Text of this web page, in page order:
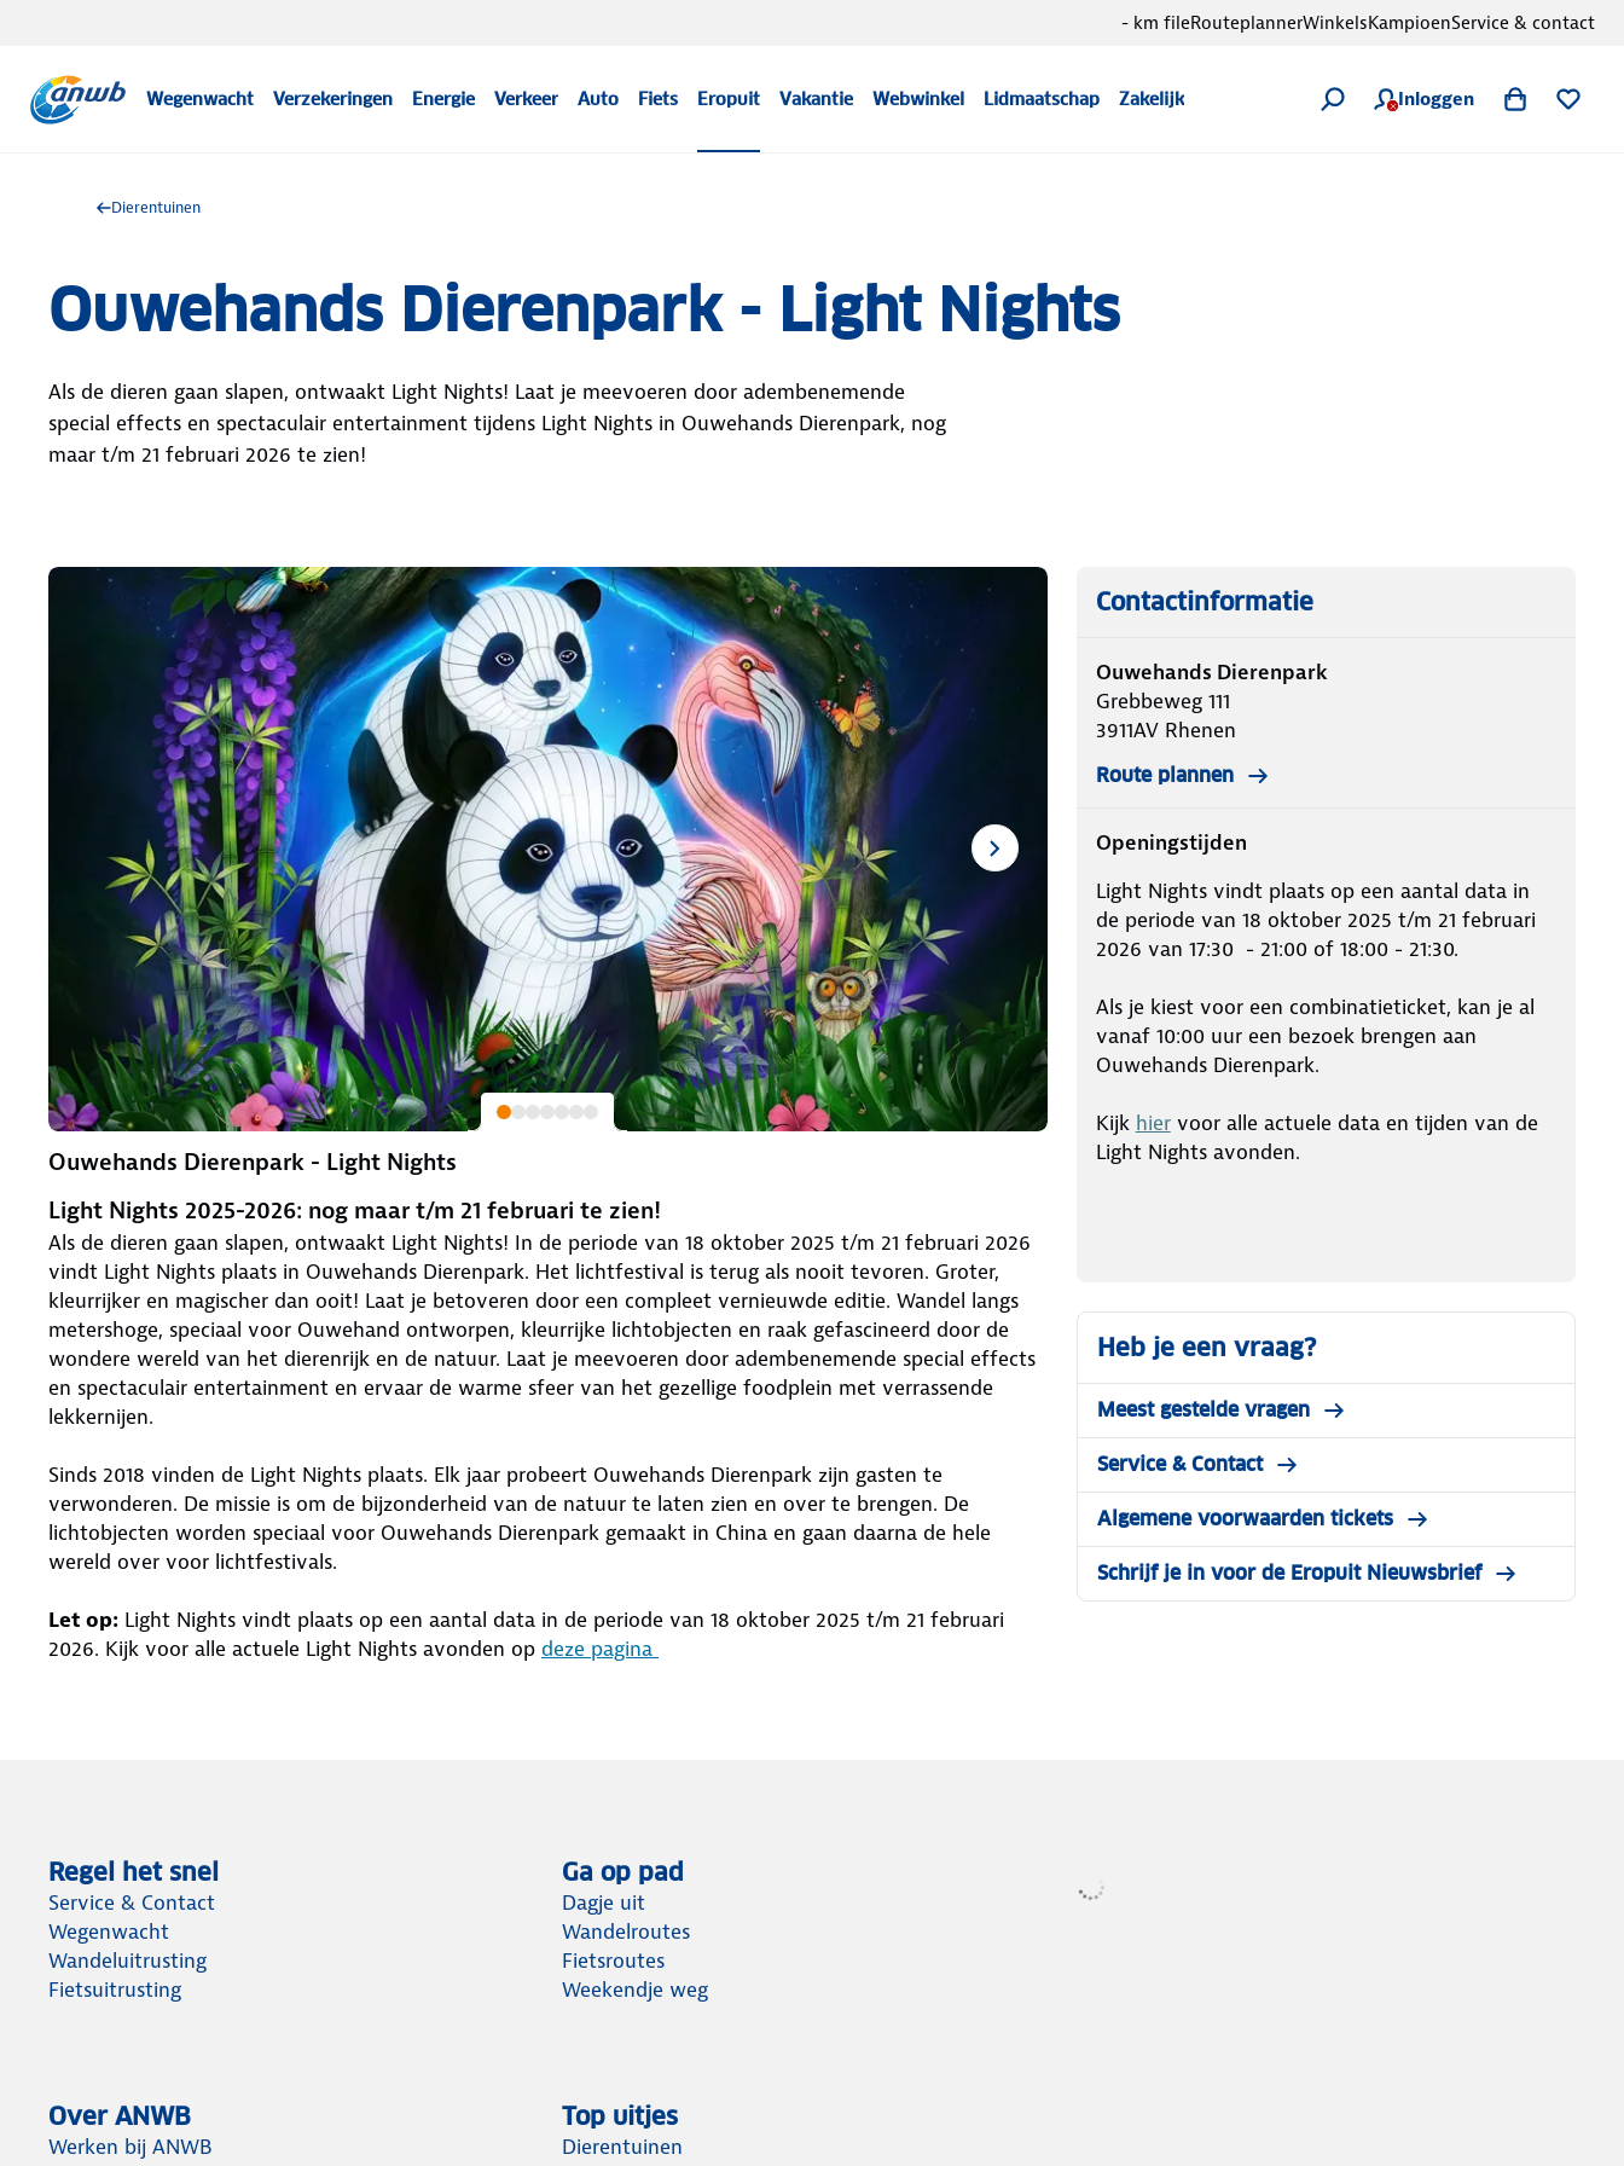
Wegenwacht Verzekeringen Energie Verkeer Auto Fiets Eropuit Vakantie Webwinkel Lidmaatschap Zakelijk Inloggen
- km fileRouteplannerWinkelsKampioenService & contact
Dierentuinen
Ouwehands Dierenpark - Light Nights
Als de dieren gaan slapen, ontwaakt Light Nights! Laat je meevoeren door adembenemende
special effects en spectaculair entertainment tijdens Light Nights in Ouwehands Dierenpark, nog
maar t/m 21 februari 2026 te zien!
Ouwehands Dierenpark - Light Nights
Light Nights 2025-2026: nog maar t/m 21 februari te zien!
Als de dieren gaan slapen, ontwaakt Light Nights! In de periode van 18 oktober 2025 t/m 21 februari 2026
vindt Light Nights plaats in Ouwehands Dierenpark. Het lichtfestival is terug als nooit tevoren. Groter,
kleurrijker en magischer dan ooit! Laat je betoveren door een compleet vernieuwde editie. Wandel langs
metershoge, speciaal voor Ouwehand ontworpen, kleurrijke lichtobjecten en raak gefascineerd door de
wondere wereld van het dierenrijk en de natuur. Laat je meevoeren door adembenemende special effects
en spectaculair entertainment en ervaar de warme sfeer van het gezellige foodplein met verrassende
lekkernijen.
Sinds 2018 vinden de Light Nights plaats. Elk jaar probeert Ouwehands Dierenpark zijn gasten te
verwonderen. De missie is om de bijzonderheid van de natuur te laten zien en over te brengen. De
lichtobjecten worden speciaal voor Ouwehands Dierenpark gemaakt in China en gaan daarna de hele
wereld over voor lichtfestivals.
Let op: Light Nights vindt plaats op een aantal data in de periode van 18 oktober 2025 t/m 21 februari
2026. Kijk voor alle actuele Light Nights avonden op deze pagina
Contactinformatie
Ouwehands Dierenpark
Grebbeweg 111
3911AV Rhenen
Route plannen
Openingstijden
Light Nights vindt plaats op een aantal data in
de periode van 18 oktober 2025 t/m 21 februari
2026 van 17:30 - 21:00 of 18:00 - 21:30.
Als je kiest voor een combinatieticket, kan je al
vanaf 10:00 uur een bezoek brengen aan
Ouwehands Dierenpark.
Kijk hiervoor alle actuele data en tijden van de
Light Nights avonden.
Heb je een vraag?
Meest gestelde vragen
Service & Contact
Algemene voorwaarden tickets
Schrijf je in voor de Eropuit Nieuwsbrief
Regel het snel
Service & Contact
Wegenwacht
Wandeluitrusting
Fietsuitrusting
Ga op pad
Dagje uit
Wandelroutes
Fietsroutes
Weekendje weg
Over ANWB
Werken bij ANWB
Top uitjes
Dierentuinen